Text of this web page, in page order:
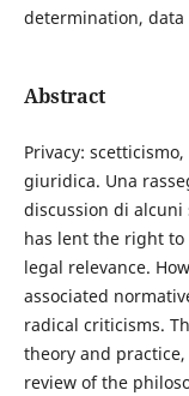
determination, data
Abstract
Privacy:
giuridica. Una
discussion di
has lent the right
legal relevance.
associated
radical criticisms.
theory and
review of the